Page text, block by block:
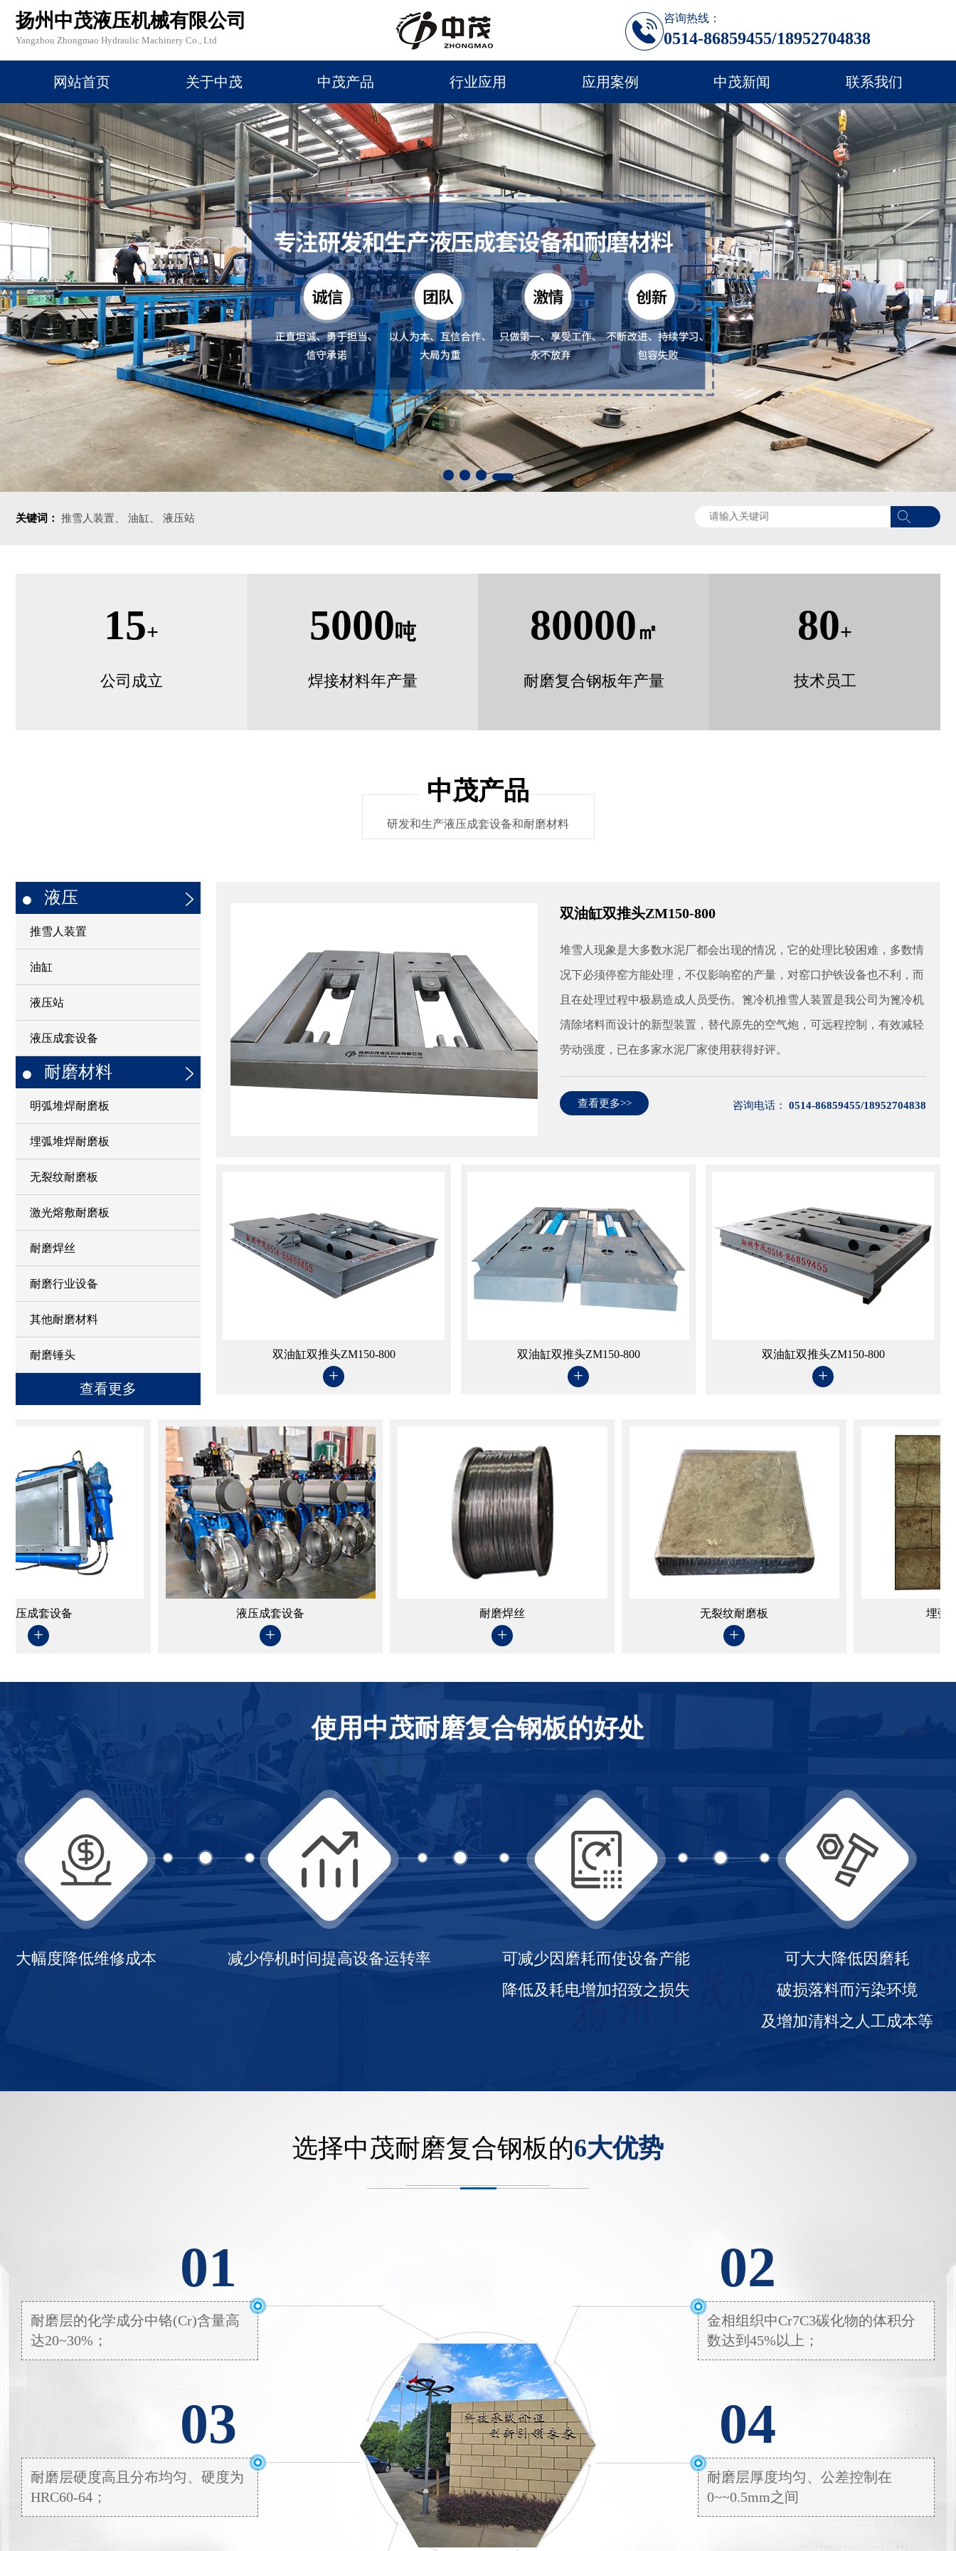
扬州中茂液压机械有限公司
Yangzhou Zhongmao Hydraulic Machinery Co., Ltd
咨询热线：
0514-86859455/18952704838
网站首页 关于中茂 中茂产品 行业应用 应用案例 中茂新闻 联系我们
关键词： 推雪人装置 油缸 液压站
15+
公司成立
5000吨
焊接材料年产量
80000 ㎡
耐磨复合钢板年产量
80+
技术员工
中茂产品
研发和生产液压成套设备和耐磨材料
液压
推雪人装置
油缸
液压站
液压成套设备
耐磨材料
明弧堆焊耐磨板
埋弧堆焊耐磨板
无裂纹耐磨板
激光熔敷耐磨板
耐磨焊丝
耐磨行业设备
其他耐磨材料
耐磨锤头
查看更多
双油缸双推头ZM150-800
堆雪人现象是大多数水泥厂都会出现的情况，它的处理比较困难，多数情
况下必须停窑方能处理，不仅影响窑的产量，对窑口护铁设备也不利，而
且在处理过程中极易造成人员受伤。篦冷机推雪人装置是我公司为篦冷机
清除堵料而设计的新型装置，替代原先的空气炮，可远程控制，有效减轻
劳动强度，已在多家水泥厂家使用获得好评。
查看更多>> 咨询电话： 0514-86859455/18952704838
双油缸双推头ZM150-800
+
双油缸双推头ZM150-800
+
双油缸双推头ZM150-800
+
使用中茂耐磨复合钢板的好处
大幅度降低维修成本 减少停机时间提高设备运转率
可减少因磨耗而使设备产能
降低及耗电增加招致之损失
可大大降低因磨耗
破损落料而污染环境
及增加清料之人工成本等
选择中茂耐磨复合钢板的6大优势
01
耐磨层的化学成分中铬(Cr)含量高
达20~30%；
02
金相组织中Cr7C3碳化物的体积分
数达到45%以上；
03
耐磨层硬度高且分布均匀、硬度为
HRC60-64；
04
耐磨层厚度均匀、公差控制在
0~~0.5mm之间